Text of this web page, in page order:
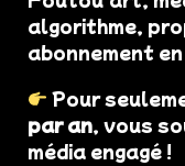
algorithme,
abonnement
Pour
par an, vous
média engagé !